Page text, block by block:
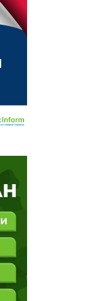
Закон «Про